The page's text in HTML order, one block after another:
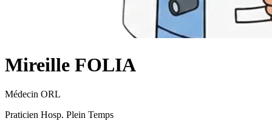
Mireille FOLIA
Médecin ORL
Praticien Hosp. Plein Temps